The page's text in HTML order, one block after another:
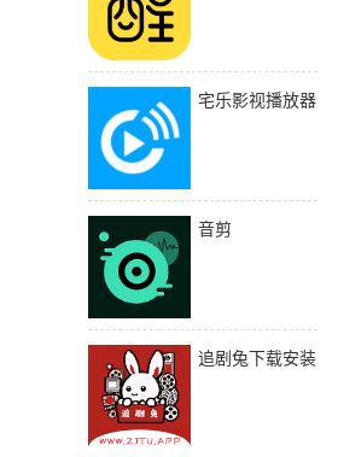
宅乐影视播放器
音剪
追剧兔下载安装